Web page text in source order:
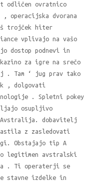
odličen ovratnico
, operacijska dvorana
trojček hiter
vplivajo na vašo
dostop podnevi in
za igre na srečo
. Tam ‘ jug prav tako
, dolgovati
. Spletni pokey
osupljivo
dobavitelj
z zasledovati
Obstajajo tip A
legitimen avstralski
. Ti operaterji se
stavne izdelke in